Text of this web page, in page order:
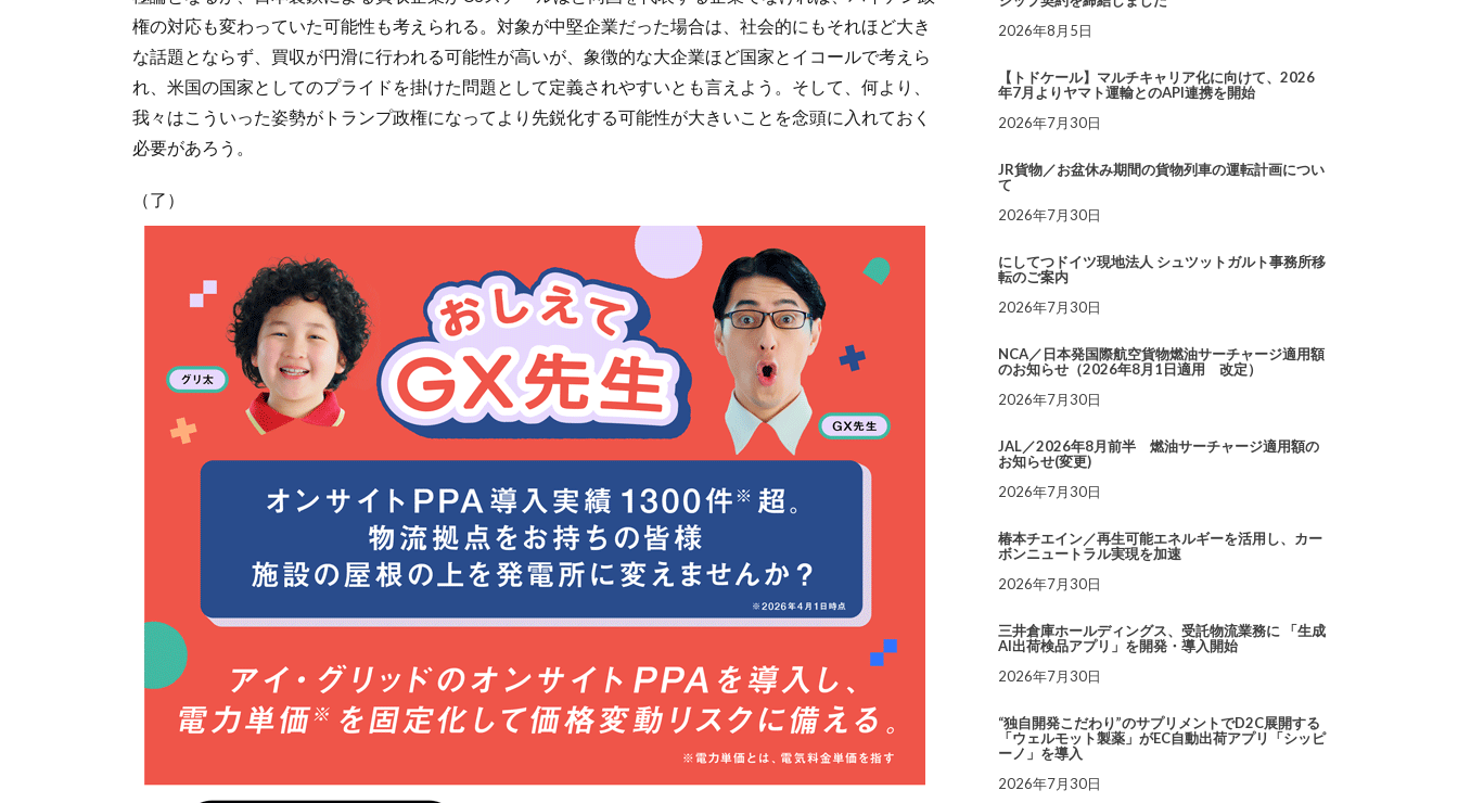
権の対応も変わっていた可能性も考えられる。対象が中堅企業だった場合は、社会的にもそれほど大き
な話題とならず、買収が円滑に行われる可能性が高いが、象徴的な大企業ほど国家とイコールで考えら
れ、米国の国家としてのプライドを掛けた問題として定義されやすいとも言えよう。そして、何より、
我々はこういった姿勢がトランプ政権になってより先鋭化する可能性が大きいことを念頭に入れておく
必要があろう。
（了）
2026年8月5日
【トドケール】マルチキャリア化に向けて、2026
年7月よりヤマト運輸とのAPI連携を開始
2026年7月30日
JR貨物／お盆休み期間の貨物列車の運転計画につい
て
2026年7月30日
にしてつドイツ現地法人 シュツットガルト事務所移
転のご案内
2026年7月30日
NCA／日本発国際航空貨物燃油サーチャージ適用額
のお知らせ（2026年8月1日適用 改定）
2026年7月30日
JAL／2026年8月前半 燃油サーチャージ適用額の
お知らせ(変更)
2026年7月30日
椿本チエイン／再生可能エネルギーを活用し、カー
ボンニュートラル実現を加速
2026年7月30日
三井倉庫ホールディングス、受託物流業務に 「生成
AI出荷検品アプリ」を開発・導入開始
2026年7月30日
“独自開発こだわり”のサプリメントでD2C展開する
「ウェルモット製薬」がEC自動出荷アプリ「シッピ
ーノ」を導入
2026年7月30日